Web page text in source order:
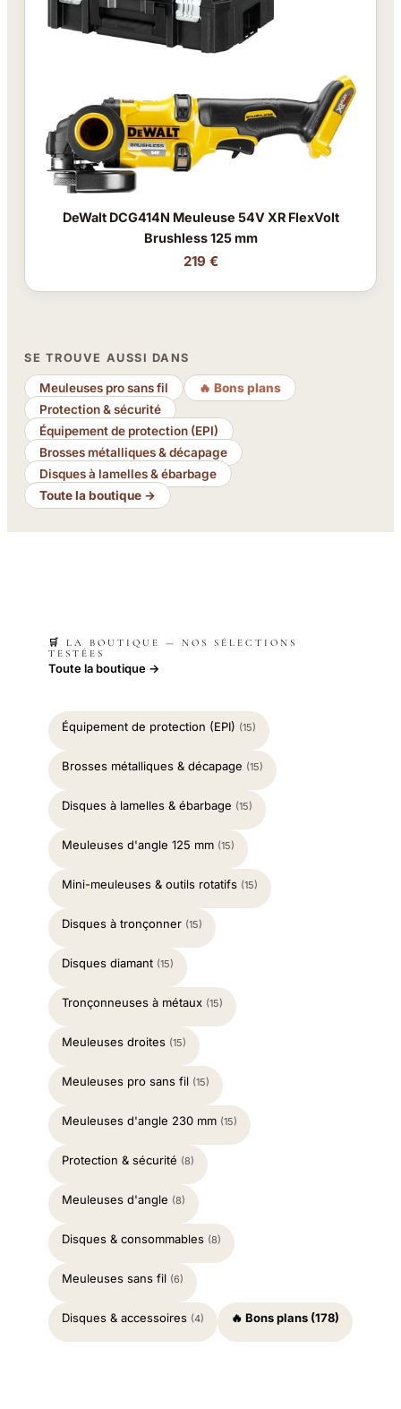
DeWalt DCG414N Meuleuse 54V XR FlexVolt
Brushless 125 mm
219 €
SE TROUVE AUSSI DANS
Meuleuses pro sans fil
🔥 Bons plans
Protection & sécurité
Équipement de protection (EPI)
Brosses métalliques & décapage
Disques à lamelles & ébarbage
Toute la boutique →
🛒 LA BOUTIQUE — NOS SÉLECTIONS
TESTÉES
Toute la boutique →
Équipement de protection (EPI) (15)
Brosses métalliques & décapage (15)
Disques à lamelles & ébarbage (15)
Meuleuses d'angle 125 mm (15)
Mini-meuleuses & outils rotatifs (15)
Disques à tronçonner (15)
Disques diamant (15)
Tronçonneuses à métaux (15)
Meuleuses droites (15)
Meuleuses pro sans fil (15)
Meuleuses d'angle 230 mm (15)
Protection & sécurité (8)
Meuleuses d'angle (8)
Disques & consommables (8)
Meuleuses sans fil (6)
Disques & accessoires (4) 🔥 Bons plans (178)